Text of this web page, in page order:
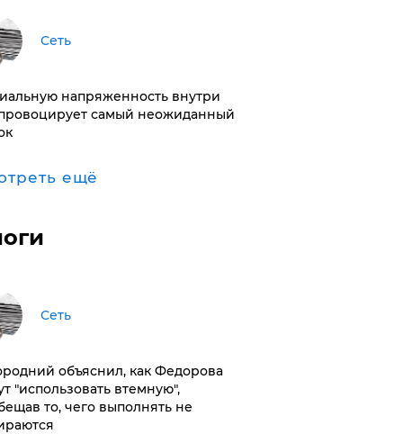
Сеть
напряженность внутри
самый неожиданный
ещё
Сеть
объяснил, как Федорова
"использовать втемную",
то, чего выполнять не